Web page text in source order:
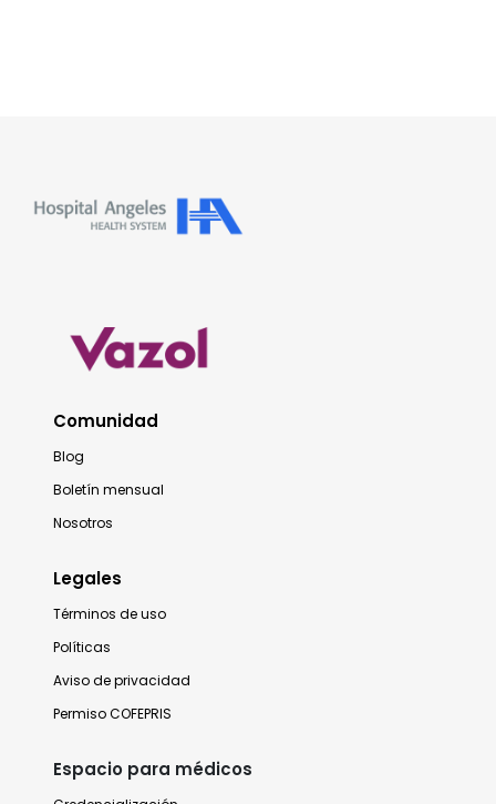
Comunidad
Blog
Boletín mensual
Nosotros
Legales
Términos de uso
Políticas
Aviso de privacidad
Permiso COFEPRIS
Espacio para médicos